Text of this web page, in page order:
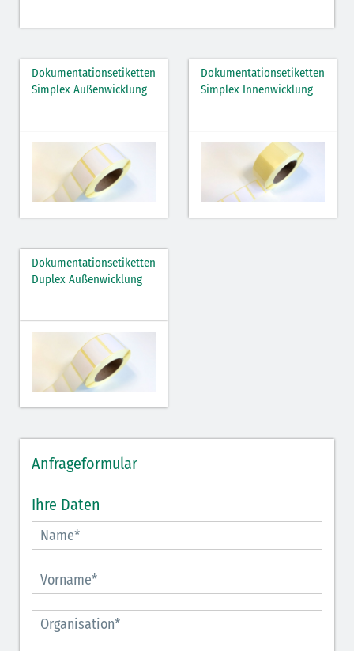
Dokumentationsetiketten
Simplex Außenwicklung
Dokumentationsetiketten
Simplex Innenwicklung
Dokumentationsetiketten
Duplex Außenwicklung
Anfrageformular
Ihre Daten